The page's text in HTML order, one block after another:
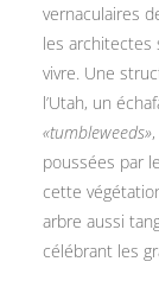
vernaculaires
les
vivre. Une
l’Utah, un
«tumbleweeds»
poussées par
cette
arbre aussi
célébrant les